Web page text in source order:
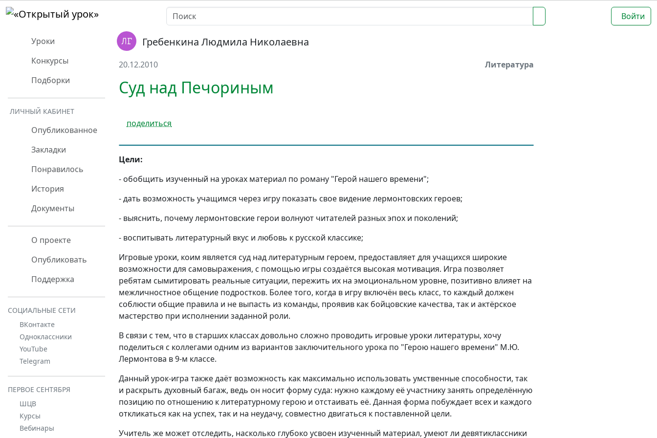
Войти
Уроки
Конкурсы
Подборки
ЛИЧНЫЙ КАБИНЕТ
Опубликованное
Закладки
Понравилось
История
Документы
О проекте
Опубликовать
Поддержка
СОЦИАЛЬНЫЕ СЕТИ
ВКонтакте
Одноклассники
YouTube
Telegram
ПЕРВОЕ СЕНТЯБРЯ
ШЦВ
Курсы
Вебинары
Гребенкина Людмила Николаевна
20.12.2010 Литература
Суд над Печориным
поделиться
Цели:
- обобщить изученный на уроках материал по роману "Герой нашего времени";
- дать возможность учащимся через игру показать свое видение лермонтовских героев;
- выяснить, почему лермонтовские герои волнуют читателей разных эпох и поколений;
- воспитывать литературный вкус и любовь к русской классике;
Игровые уроки, коим является суд над литературным героем, предоставляет для учащихся широкие
возможности для самовыражения, с помощью игры создаётся высокая мотивация. Игра позволяет
ребятам сымитировать реальные ситуации, пережить их на эмоциональном уровне, позитивно влияет на
межличностное общение подростков. Более того, когда в игру включён весь класс, то каждый должен
соблюсти общие правила и не выпасть из команды, проявив как бойцовские качества, так и актёрское
мастерство при исполнении заданной роли.
В связи с тем, что в старших классах довольно сложно проводить игровые уроки литературы, хочу
поделиться с коллегами одним из вариантов заключительного урока по "Герою нашего времени" М.Ю.
Лермонтова в 9-м классе.
Данный урок-игра также даёт возможность как максимально использовать умственные способности, так
и раскрыть духовный багаж, ведь он носит форму суда: нужно каждому её участнику занять определённую
позицию по отношению к литературному герою и отстаивать её. Данная форма побуждает всех и каждого
откликаться как на успех, так и на неудачу, совместно двигаться к поставленной цели.
Учитель же может отследить, насколько глубоко усвоен изученный материал, умеют ли девятиклассники